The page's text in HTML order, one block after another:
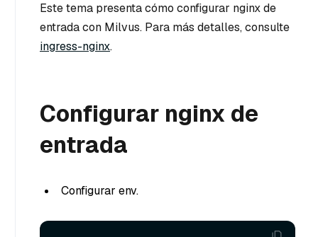
Este tema presenta cómo configurar nginx de
entrada con Milvus. Para más detalles, consulte
ingress-nginx.
Configurar nginx de
entrada
Configurar env.